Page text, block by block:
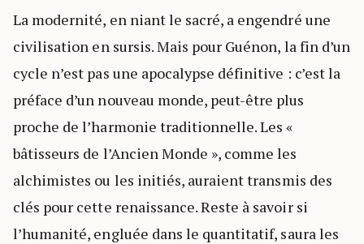
La modernité, en niant le sacré, a engendré une
civilisation en sursis. Mais pour Guénon, la fin d’un
cycle n’est pas une apocalypse définitive : c’est la
préface d’un nouveau monde, peut-être plus
proche de l’harmonie traditionnelle. Les «
bâtisseurs de l’Ancien Monde », comme les
alchimistes ou les initiés, auraient transmis des
clés pour cette renaissance. Reste à savoir si
l’humanité, engluée dans le quantitatif, saura les